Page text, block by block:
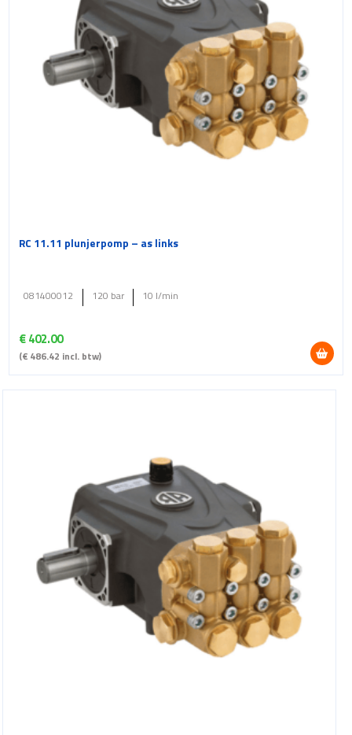
RC 11.11 plunjerpomp – as links
€402.00
(€ 486.42 incl. btw)
081400012 120 bar 10 l/min